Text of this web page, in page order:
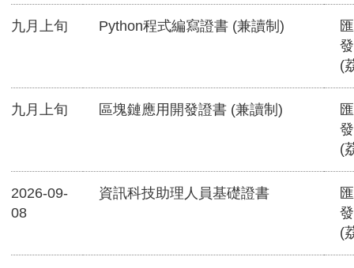
九月上旬 Python程式編寫證書 (兼讀制)
(
九月上旬 區塊鏈應用開發證書 (兼讀制)
(
2026-09-
08
資訊科技助理人員基礎證書
(